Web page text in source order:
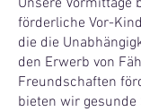
Unsere Vormittage
förderliche Vor-
die die
den Erwerb von
Freundschaften
bieten wir